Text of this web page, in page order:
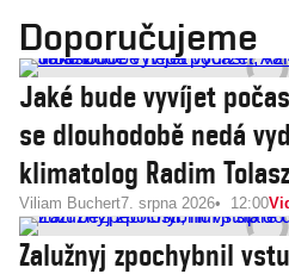
Doporučujeme
Jaké bude vyvíjet
se dlouhodobě nedá
klimatolog Radim Tolasz
Viliam Buchert7. srpna 2026 12:00
Zalužnyj zpochybnil